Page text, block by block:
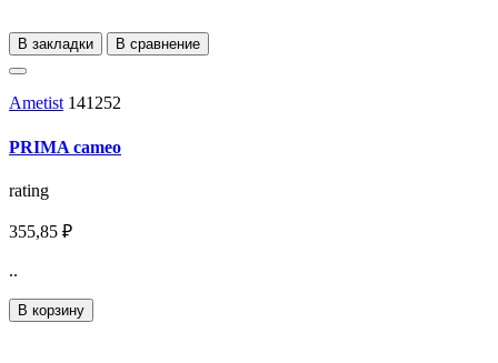
В закладки В сравнение
Ametist 141252
PRIMA cameo
rating
355,85 ₽
..
В корзину